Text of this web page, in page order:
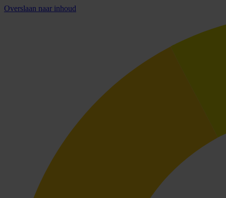
Overslaan naar inhoud